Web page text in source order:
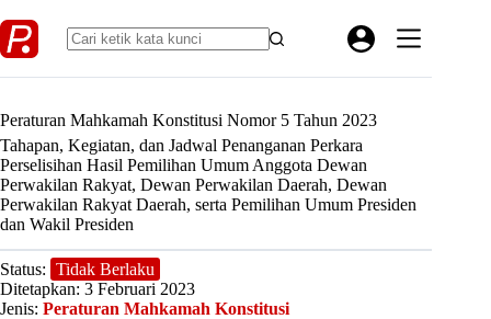
to
content
Peraturan Mahkamah Konstitusi Nomor 5 Tahun 2023
Tahapan, Kegiatan, dan Jadwal Penanganan Perkara
Perselisihan Hasil Pemilihan Umum Anggota Dewan
Perwakilan Rakyat, Dewan Perwakilan Daerah, Dewan
Perwakilan Rakyat Daerah, serta Pemilihan Umum Presiden
dan Wakil Presiden
Status: Tidak Berlaku
Ditetapkan: 3 Februari 2023
Jenis: Peraturan Mahkamah Konstitusi